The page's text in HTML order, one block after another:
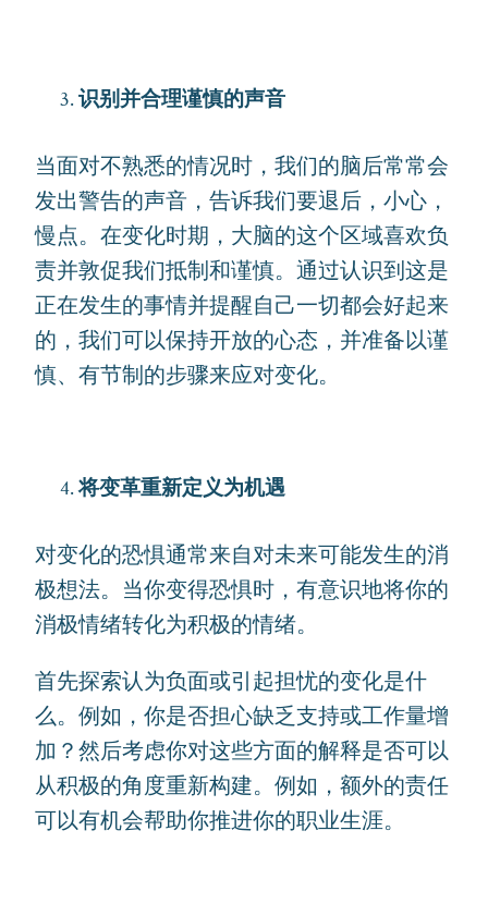
识别并合理谨慎的声音
当面对不熟悉的情况时，我们的脑后常常会
发出警告的声音，告诉我们要退后，小心，
慢点。在变化时期，大脑的这个区域喜欢负
责并敦促我们抵制和谨慎。通过认识到这是
正在发生的事情并提醒自己一切都会好起来
的，我们可以保持开放的心态，并准备以谨
慎、有节制的步骤来应对变化。
将变革重新定义为机遇
对变化的恐惧通常来自对未来可能发生的消
极想法。当你变得恐惧时，有意识地将你的
消极情绪转化为积极的情绪。
首先探索认为负面或引起担忧的变化是什
么。例如，你是否担心缺乏支持或工作量增
加？然后考虑你对这些方面的解释是否可以
从积极的角度重新构建。例如，额外的责任
可以有机会帮助你推进你的职业生涯。